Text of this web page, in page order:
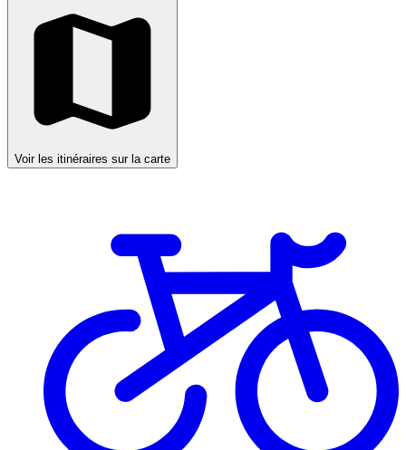
Voir les itinéraires sur la carte